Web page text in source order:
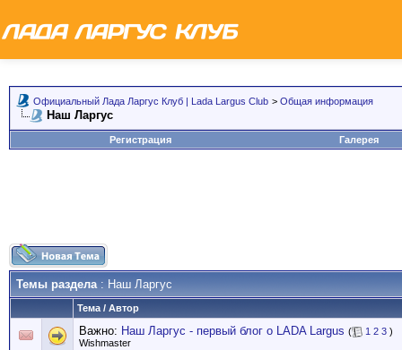
Официальный Лада Ларгус Клуб | Lada Largus Club > Общая информация
Наш Ларгус
Регистрация Галерея
Темы раздела: Наш Ларгус
Тема / Автор
Важно: Наш Ларгус - первый блог о LADA Largus ( 1 2 3 )
Wishmaster